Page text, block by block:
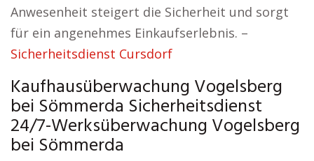
Anwesenheit steigert die Sicherheit und sorgt
für ein angenehmes Einkaufserlebnis. –
Sicherheitsdienst Cursdorf
Kaufhausüberwachung Vogelsberg
bei Sömmerda Sicherheitsdienst
24/7-Werksüberwachung Vogelsberg
bei Sömmerda